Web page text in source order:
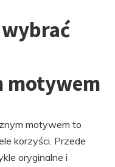
motywem
motywem to
korzyści. Przede
oryginalne i